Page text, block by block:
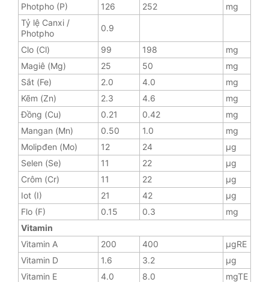
Photpho (P)
126 252
mg
Tỷ lệ Canxi /
Photpho
0.9
Clo (Cl) 99 198
mg
Magiê (Mg)
25 50
mg
Sắt (Fe)
2.0 4.0
mg
Kẽm (Zn)
2.3 4.6
mg
Đồng (Cu)
0.21 0.42
mg
Mangan (Mn)
0.50 1.0
mg
Molipđen (Mo)
12 24
µg
Selen (Se)
11 22
µg
Crôm (Cr)
11 22
µg
Iot (I)
21 42
µg
Flo (F)
0.15 0.3
mg
Vitamin
Vitamin A
200 400
µgRE
Vitamin D
1.6 3.2
µg
Vitamin E
4.0 8.0
mgTE